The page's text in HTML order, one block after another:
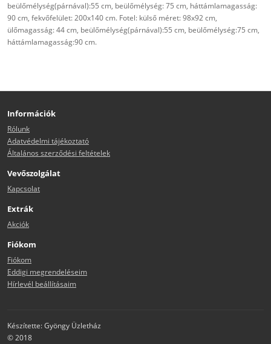
beülőmélység(párnával):55 cm, beülőmélység: 75 cm, háttámlamagasság:
90 cm, fekvőfelület: 200x140 cm. Fotel: külső méret: 98x92 cm,
ülőmagasság: 44 cm, beülőmélység(párnával):55 cm, beülőmélység:75 cm,
háttámlamagasság:90 cm.
Információk
Rólunk
Adatvédelmi tájékoztató
Általános szerződési feltételek
Vevőszolgálat
Kapcsolat
Extrák
Akciók
Fiókom
Fiókom
Eddigi megrendeléseim
Hírlevél beállításaim
Készítette: Gyöngy Üzletház
© 2018